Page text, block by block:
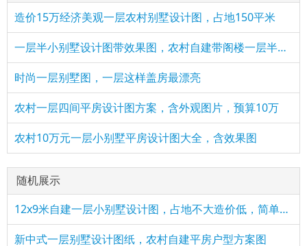
造价15万经济美观一层农村别墅设计图，占地150平米
一层半小别墅设计图带效果图，农村自建带阁楼一层半方案
时尚一层别墅图，一层这样盖房最漂亮
农村一层四间平房设计图方案，含外观图片，预算10万
农村10万元一层小别墅平房设计图大全，含效果图
随机展示
12x9米自建一层小别墅设计图，占地不大造价低，简单舒适人人夸
新中式一层别墅设计图纸，农村自建平房户型方案图